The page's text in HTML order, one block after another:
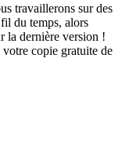
travaillerons sur des
du temps, alors
la dernière version !
copie gratuite de